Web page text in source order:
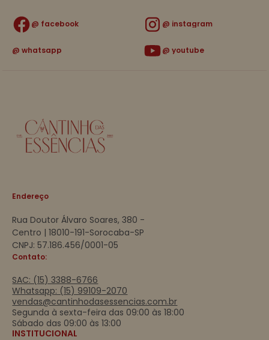
facebook instagram
whatsapp youtube
Endereço
Rua Doutor Álvaro Soares, 380 -
Centro | 18010-191-Sorocaba-SP
CNPJ: 57.186.456/0001-05
Contato:
SAC: (15) 3388-6766
Whatsapp: (15) 99109-2070
vendas@cantinhodasessencias.com.br
Segunda à sexta-feira das 09:00 às 18:00
Sábado das 09:00 às 13:00
INSTITUCIONAL